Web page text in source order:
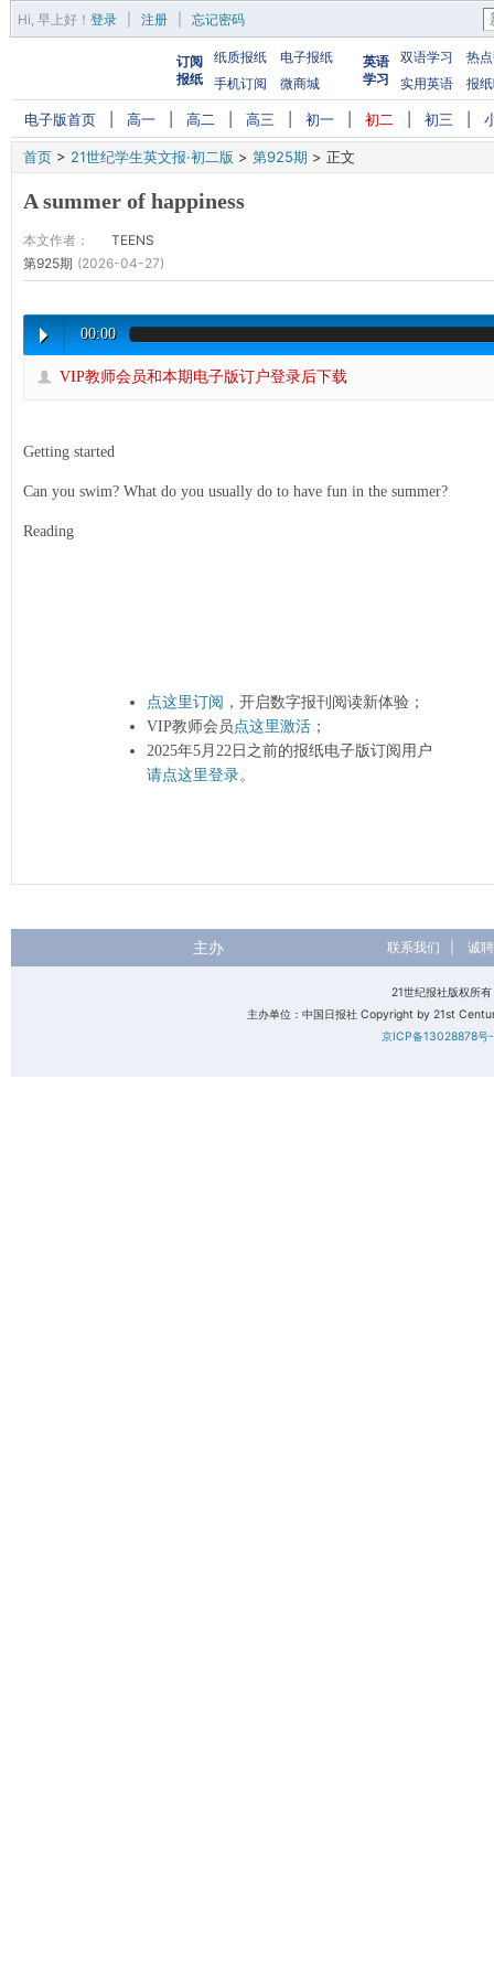
Hi, 早上好 ！ 登录 注册 忘记密码
订阅
报纸
纸质报纸
电子报纸
手机订阅
微商城
英语
学习
双语学习
热
实用英语
报
电子版首页 高一 高二 高三 初一 初二 初三
首页 > 21世纪学生英文报·初二版 > 第925期 > 正文
A summer of happiness
本文作者：
TEENS
第925期 (2026-04-27)
00:00
VIP教师会员和本期电子版订户登录后下载
Getting started
Can you swim? What do you usually do to have fun in the summer?
Reading
点这里订阅 ，开启数字报刊阅读新体验；
VIP教师会员点这里激活 ；
2025年5月22日之前的报纸电子版订阅用户
请点这里登录。
主办 联系我们 诚
21世纪报社版权所
主办单位：中国日报社 Copyright by 21st
京ICP备13028878号